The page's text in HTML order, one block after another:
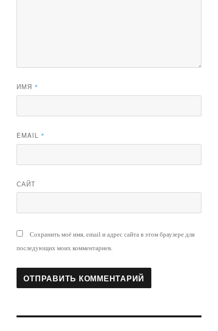
ИМЯ *
EMAIL *
САЙТ
Сохранить моё имя, email и адрес сайта в этом браузере для
последующих моих комментариев.